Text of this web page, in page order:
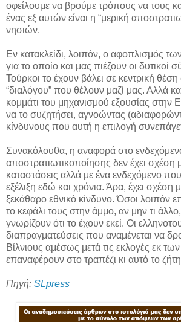
οφείλουμε να βρούμε τρόπους να τους
ένας εξ αυτών είναι η “μερική
νησιών.
Εν κατακλείδι, λοιπόν, ο αφοπλισμός των
για το οποίο και μας πιέζουν οι δυτικοί
Τούρκοι το έχουν βάλει σε κεντρική
“διαλόγου” που θέλουν μαζί μας. Αλλά
κομμάτι του μηχανισμού εξουσίας στην
να το συζητήσει, αγνοώντας
κίνδυνους που αυτή η επιλογή
Συνακόλουθα, η αναφορά στο
αποστρατιωτικοποίησης δεν έχει σχέση
καταστάσεις αλλά με ένα ενδεχόμενο
εξέλιξη εδώ και χρόνια. Άρα, έχει σχέση
ξεκάθαρο εθνικό κίνδυνο. Όσοι λοιπόν
το κεφάλι τους στην άμμο, αν μην τι
γνωρίζουν ότι το έχουν εκεί. Οι
διαπραγματεύσεις που αναμένεται να
Βίλνιους αμέσως μετά τις εκλογές εκ
επαναφέρουν στο τραπέζι κι αυτό το
Πηγή: SLpress